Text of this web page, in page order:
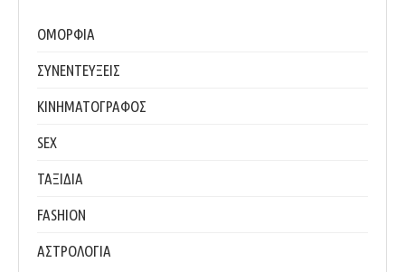
ΟΜΟΡΦΙΑ
ΣΥΝΕΝΤΕΥΞΕΙΣ
ΚΙΝΗΜΑΤΟΓΡΑΦΟΣ
SEX
ΤΑΞΙΔΙΑ
FASHION
ΑΣΤΡΟΛΟΓΙΑ